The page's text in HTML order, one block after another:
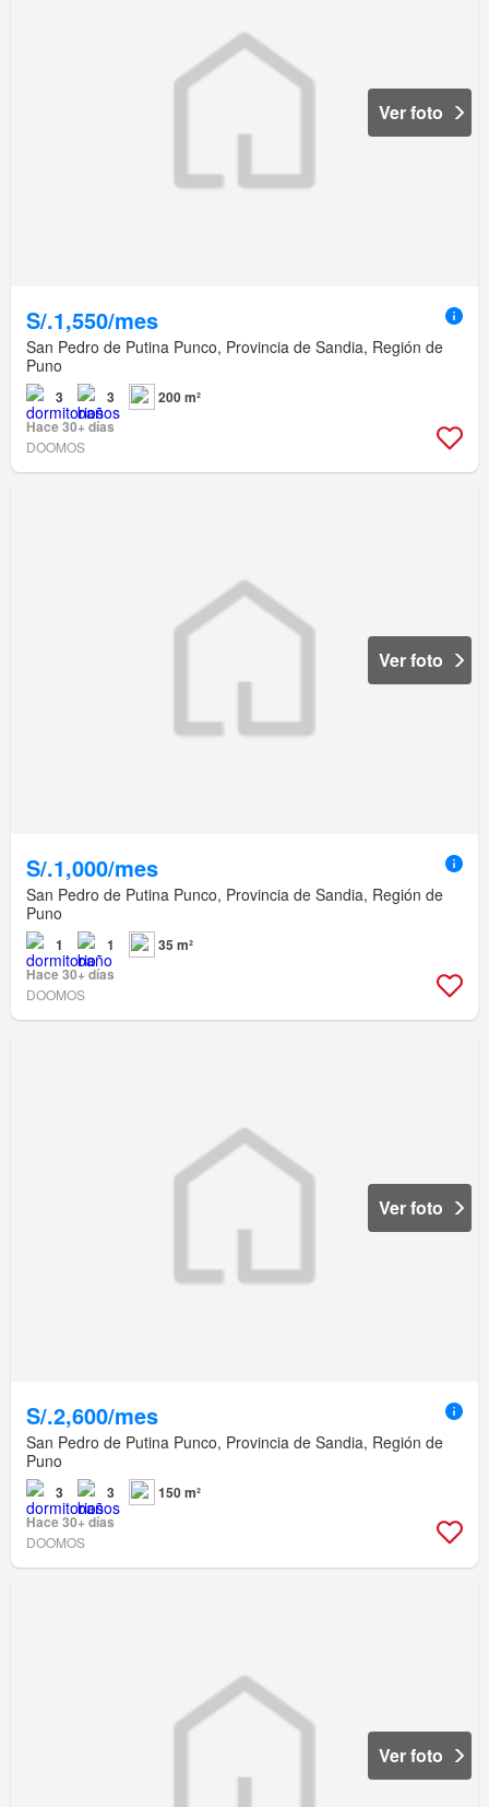
Ver foto
S/.1,550/mes
San Pedro de Putina Punco, Provincia de Sandia, Región de
Puno
3 3
200 m²
Hace 30+ días
DOOMOS
Ver foto
S/.1,000/mes
San Pedro de Putina Punco, Provincia de Sandia, Región de
Puno
1 1
35 m²
Hace 30+ días
DOOMOS
Ver foto
S/.2,600/mes
San Pedro de Putina Punco, Provincia de Sandia, Región de
Puno
3 3
150 m²
Hace 30+ días
DOOMOS
Ver foto